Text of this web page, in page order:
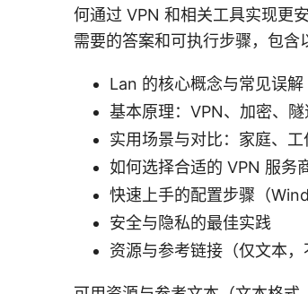
何通过 VPN 和相关工具实现更
需要的答案和可执行步骤，包含
Lan 的核心概念与常见误解
基本原理：VPN、加密、
实用场景与对比：家庭、
如何选择合适的 VPN 服务
快速上手的配置步骤（
安全与隐私的最佳实践
资源与参考链接（仅文本，